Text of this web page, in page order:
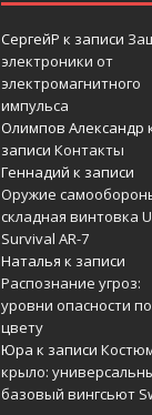
СергейР к записи
электроники от
электромагнитного
импульса
Олимпов Александр
записи Контакты
Геннадий к записи
Оружие
складная винтовка
Survival AR-7
Наталья к записи
Распознание угроз:
уровни опасности по
цвету
Юра к записи
крыло:
базовый вингсьют